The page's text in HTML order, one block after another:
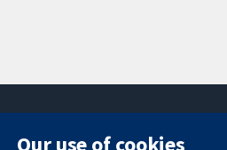
Our use of cookies